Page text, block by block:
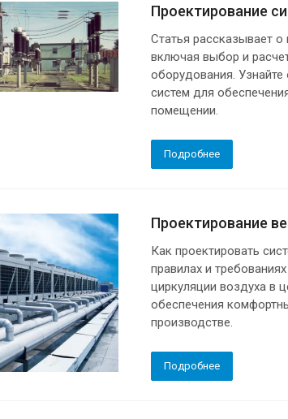
Проектирование
Статья рассказывает
включая выбор и
оборудования.
систем для
помещении.
Подробнее
Проектирование
Как проектировать
правилах и
циркуляции воздуха в
обеспечения
производстве.
Подробнее